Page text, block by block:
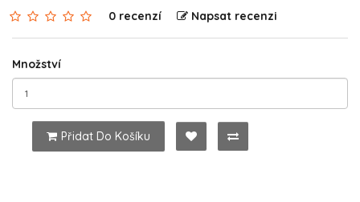
0 recenzí Napsat recenzi
Množství
Přidat Do Košíku